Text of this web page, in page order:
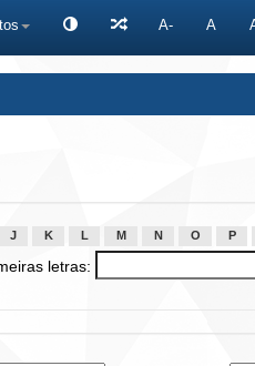
A- A
J K L M N O P
letras: